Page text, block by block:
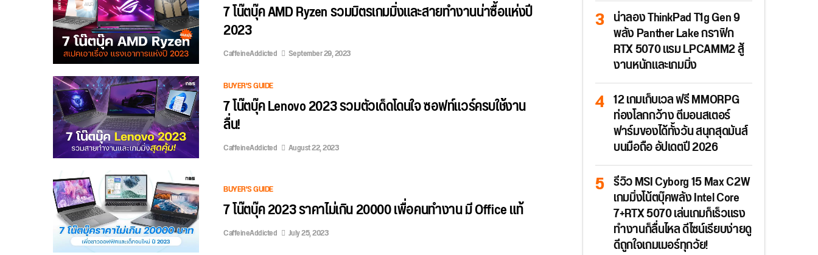
7 โน๊ตบุ๊ค AMD Ryzen รวมมิตรเกมมิ่งและสายทำงานน่าซื้อแห่งปี
2023
CaffeineAddicted September 29, 2023
BUYER'S GUIDE
7 โน๊ตบุ๊ค Lenovo 2023 รวมตัวเด็ดโดนใจ ซอฟท์แวร์ครบใช้งาน
ลื่น!
CaffeineAddicted August 22, 2023
BUYER'S GUIDE
7 โน๊ตบุ๊ค 2023 ราคาไม่เกิน 20000 เพื่อคนทำงาน มี Office แท้
CaffeineAddicted July 25, 2023
น่าลอง ThinkPad T1g Gen 9
พลัง Panther Lake กราฟิก
RTX 5070 แรม LPCAMM2 สู้
งานหนักและเกมมิ่ง
12 เกมเก็บเวล ฟรี MMORPG
ท่องโลกกว้าง ตีมอนสเตอร์
ฟาร์มของได้ทั้งวัน สนุกสุดมันส์
บนมือถือ อัปเดตปี 2026
รีวิว MSI Cyborg 15 Max C2W
เกมมิ่งโน้ตบุ๊คพลัง Intel Core
7+RTX 5070 เล่นเกมก็เร็วแรง
ทำงานก็ลื่นไหล ดีไซน์เรียบง่ายดู
ดีถูกใจเกมเมอร์ทุกวัย!